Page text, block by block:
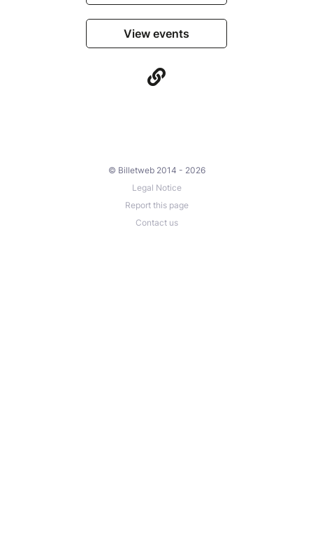
View events
© Billetweb 2014 - 2026
Legal Notice
Report this page
Contact us